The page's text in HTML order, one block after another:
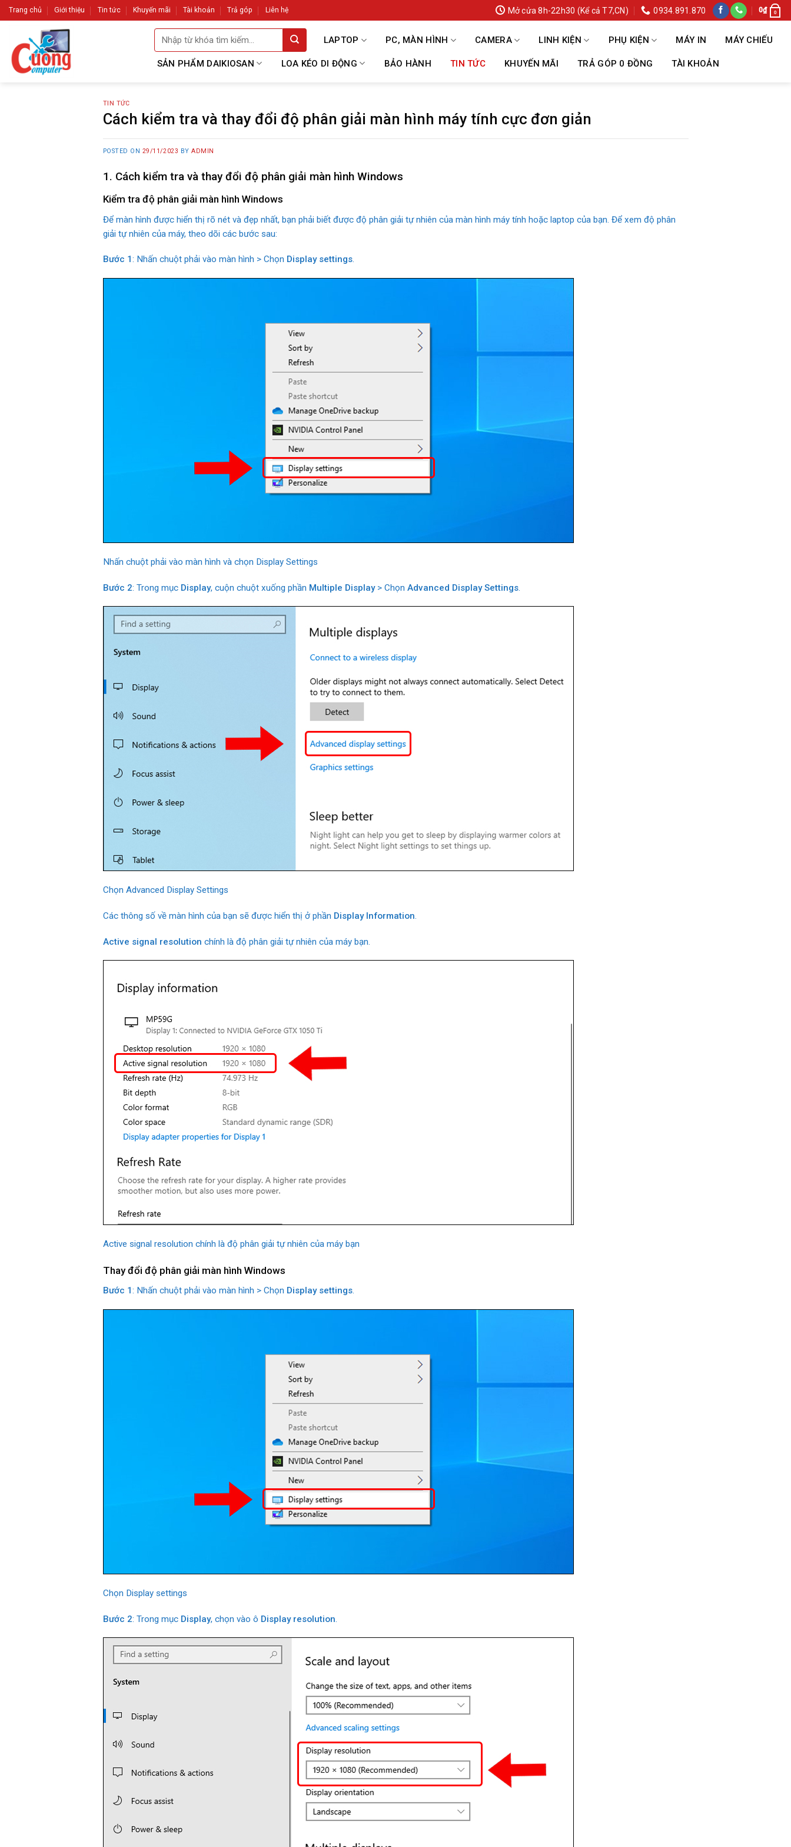
Skip
to
Trang chủ Giới thiệu Tin tức Khuyến mãi Tài khoản Trả góp Liên hệ Mở cửa 8h-22h30 (Kể cả T7,CN) 0934.891.870 0₫ 0
Tìm
kiếm:
LAPTOP PC, MÀN HÌNH CAMERA LINH KIỆN PHỤ KIỆN MÁY IN MÁY CHIẾU
SẢN PHẨM DAIKIOSAN LOA KÉO DI ĐỘNG BẢO HÀNH TIN TỨC KHUYẾN MÃI TRẢ GÓP 0 ĐỒNG TÀI KHOẢN
TIN TỨC
Cách kiểm tra và thay đổi độ phân giải màn hình máy tính cực đơn giản
POSTED ON 29/11/2023 BYADMIN
1. Cách kiểm tra và thay đổi độ phân giải màn hình Windows
Kiểm tra độ phân giải màn hình Windows
Để màn hình được hiển thị rõ nét và đẹp nhất, bạn phải biết được độ phân giải tự nhiên của màn hình máy tính hoặc laptop của bạn. Để xem độ phân
giải tự nhiên của máy, theo dõi các bước sau:
Bước 1: Nhấn chuột phải vào màn hình > Chọn Display settings.
Nhấn chuột phải vào màn hình và chọn Display Settings
Bước 2: Trong mục Display, cuộn chuột xuống phần Multiple Display> Chọn Advanced Display Settings.
Chọn Advanced Display Settings
Các thông số về màn hình của bạn sẽ được hiển thị ở phần Display Information.
Active signal resolution chính là độ phân giải tự nhiên của máy bạn.
Active signal resolution chính là độ phân giải tự nhiên của máy bạn
Thay đổi độ phân giải màn hình Windows
Bước 1 : Nhấn chuột phải vào màn hình > Chọn Display settings.
Chọn Display settings
Bước 2: Trong mục Display, chọn vào ô Display resolution